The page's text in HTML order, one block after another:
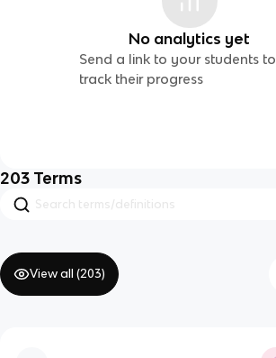
No analytics yet
Send a link to your students to
track their progress
203 Terms
View all (203)